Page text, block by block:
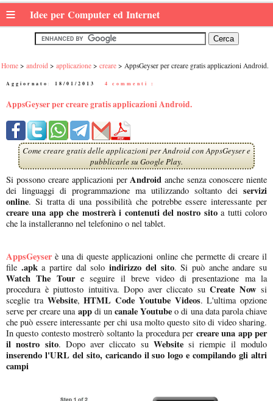
≡ Idee per Computer ed Internet
Home android applicazione creare AppsGeyser per creare gratis applicazioni Android.
Aggiornato: 18/01/2013 4 commenti :
AppsGeyser per creare gratis applicazioni Android.
Come creare gratis delle applicazioni per Android con AppsGeyser e
pubblicarle su Google Play.
Si possono creare applicazioni perAndroid anche senza conoscere niente
dei linguaggi di programmazione ma utilizzando soltanto dei servizi
online. Si tratta di una possibilità che potrebbe essere interessante per
creare una app che mostrerà i contenuti del nostro sitoa tutti coloro
che la installeranno nel telefonino o nel tablet.
AppsGeyserè una di queste applicazioni online che permette di creare il
file .apka partire dal soloindirizzo del sito. Si può anche andare su
Watch The Toure seguire il breve video di presentazione ma la
procedura è piuttosto intuitiva. Dopo aver cliccato suCreate Nowsi
sceglie traWebsite,HTML Code Youtube Videos. L'ultima opzione
serve per creare una appdi uncanale Youtube o di una data parola chiave
che può essere interessante per chi usa molto questo sito di video sharing.
In questo contesto mostrerò soltanto la procedura per creare una app per
il nostro sito. Dopo aver cliccato suWebsitesi riempie il modulo
inserendo l'URL del sito, caricando il suo logo e compilando gli altri
campi